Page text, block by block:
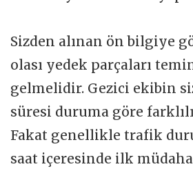
Sizden alınan ön bilgiye
olası yedek parçaları
gelmelidir. Gezici ekibin
süresi duruma göre
Fakat genellikle trafik
saat içeresinde ilk